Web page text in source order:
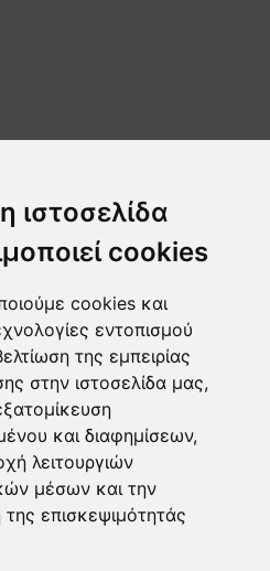
ιστοσελίδα
cookies
cookies και
εντοπισμού
της εμπειρίας
στην ιστοσελίδα μας,
και διαφημίσεων,
λειτουργιών
μέσων και την
επισκεψιμότητάς
με την εταιρία
Όρους Χρήσης -
Δήλωση
& GDPR
των cookies